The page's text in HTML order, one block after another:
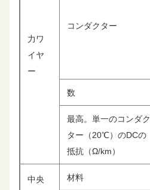
力ワ
イヤ
ー
コンダクター
数
最高。単一のコンダク
ター（20℃）のDCの
抵抗（Ω/km）
中央
材料